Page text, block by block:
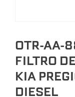
OTR-AA-
FILTRO
KIA
DIESEL